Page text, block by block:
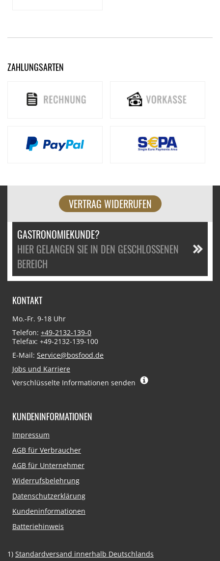
ZAHLUNGSARTEN
VERTRAG WIDERRUFEN
GASTRONOMIEKUNDE?
HIER GELANGEN SIE IN DEN GESCHLOSSENEN
BEREICH
KONTAKT
Mo.-Fr. 9-18 Uhr
Telefon: +49-2132-139-0
Telefax: +49-2132-139-100
E-Mail: Service@bosfood.de
Jobs und Karriere
Verschlüsselte Informationen senden
KUNDENINFORMATIONEN
Navigation
Impressum
AGB für Verbraucher
AGB für Unternehmer
Widerrufsbelehrung
Datenschutzerklärung
Kundeninformationen
Batteriehinweis
1) Standardversand innerhalb Deutschlands